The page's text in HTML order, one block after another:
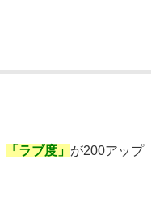
「ラブ度」 が200アップ